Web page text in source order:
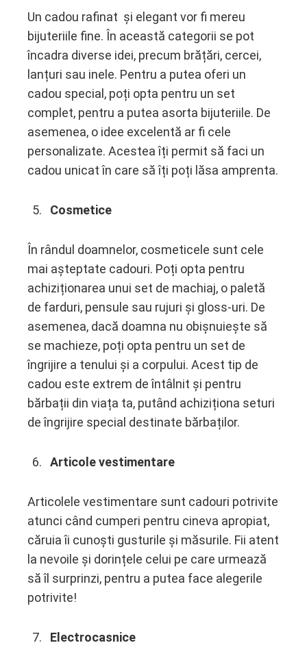
Un cadou rafinat și elegant vor fi mereu
bijuteriile fine. În această categorii se pot
încadra diverse idei, precum brățări, cercei,
lanțuri sau inele. Pentru a putea oferi un
cadou special, poți opta pentru un set
complet, pentru a putea asorta bijuteriile. De
asemenea, o idee excelentă ar fi cele
personalizate. Acestea îți permit să faci un
cadou unicat în care să îți poți lăsa amprenta.
Cosmetice
În rândul doamnelor, cosmeticele sunt cele
mai așteptate cadouri. Poți opta pentru
achiziționarea unui set de machiaj, o paletă
de farduri, pensule sau rujuri și gloss-uri. De
asemenea, dacă doamna nu obișnuiește să
se machieze, poți opta pentru un set de
îngrijire a tenului și a corpului. Acest tip de
cadou este extrem de întâlnit și pentru
bărbații din viața ta, putând achiziționa seturi
de îngrijire special destinate bărbaților.
Articole vestimentare
Articolele vestimentare sunt cadouri potrivite
atunci când cumperi pentru cineva apropiat,
căruia îi cunoști gusturile și măsurile. Fii atent
la nevoile și dorințele celui pe care urmează
să îl surprinzi, pentru a putea face alegerile
potrivite!
Electrocasnice